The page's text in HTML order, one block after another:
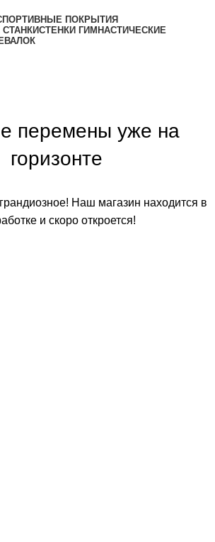
ПОКРЫТИЯ
СТЕНКИ ГИМНАСТИЧЕСКИЕ
перемены уже на
горизонте
Наш магазин находится в
и скоро откроется!